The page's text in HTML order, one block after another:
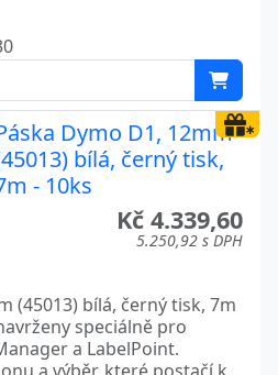
Dymo D1, 12mm
bílá, černý tisk,
- 10ks
Kč 4.339,60
5.250,92 s DPH
(45013) bílá, černý tisk, 7m
speciálně pro
a LabelPoint.